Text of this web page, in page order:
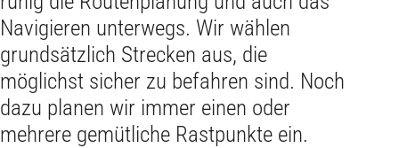
Navigieren unterwegs. Wir wählen
grundsätzlich Strecken aus, die
möglichst sicher zu befahren sind. Noch
dazu planen wir immer einen oder
mehrere gemütliche Rastpunkte ein.